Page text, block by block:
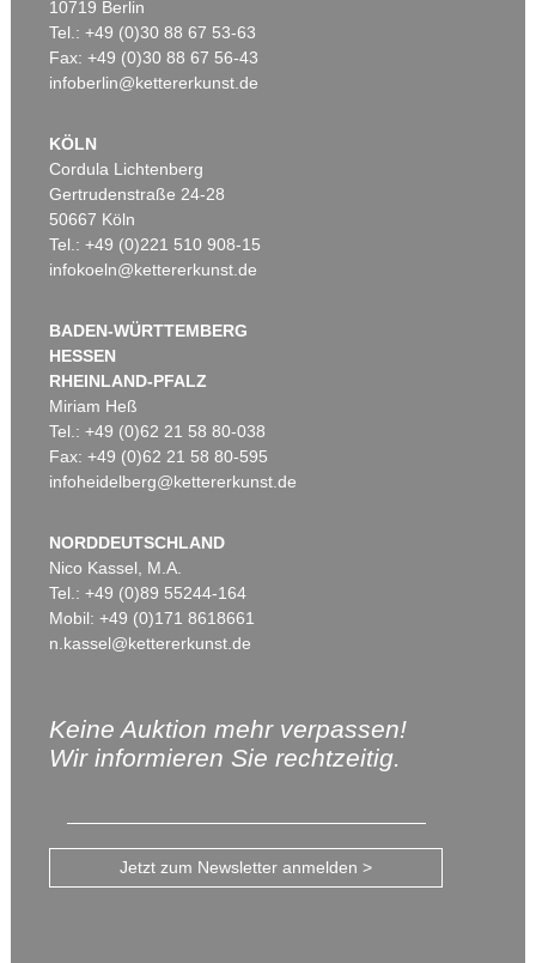
10719 Berlin
Tel.: +49 (0)30 88 67 53-63
Fax: +49 (0)30 88 67 56-43
infoberlin@kettererkunst.de
KÖLN
Cordula Lichtenberg
Gertrudenstraße 24-28
50667 Köln
Tel.: +49 (0)221 510 908-15
infokoeln@kettererkunst.de
BADEN-WÜRTTEMBERG
HESSEN
RHEINLAND-PFALZ
Miriam Heß
Tel.: +49 (0)62 21 58 80-038
Fax: +49 (0)62 21 58 80-595
infoheidelberg@kettererkunst.de
NORDDEUTSCHLAND
Nico Kassel, M.A.
Tel.: +49 (0)89 55244-164
Mobil: +49 (0)171 8618661
n.kassel@kettererkunst.de
Keine Auktion mehr verpassen!
Wir informieren Sie rechtzeitig.
Jetzt zum Newsletter anmelden >